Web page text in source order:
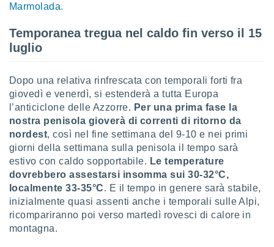
il
o la
di
e
per la
dei
Marmolada.
Temporanea tregua nel caldo fin verso il 15
luglio
Dopo una relativa rinfrescata con temporali forti fra
giovedì e venerdì, si estenderà a tutta Europa
l’anticiclone delle Azzorre. Per una prima fase la
nostra penisola gioverà di correnti di ritorno da
nordest, così nel fine settimana del 9-10 e nei primi
giorni della settimana sulla penisola il tempo sarà
estivo con caldo sopportabile. Le temperature
dovrebbero assestarsi insomma sui 30-32°C,
localmente 33-35°C. E il tempo in genere sarà stabile,
inizialmente quasi assenti anche i temporali sulle Alpi,
ricompariranno poi verso martedì rovesci di calore in
montagna.